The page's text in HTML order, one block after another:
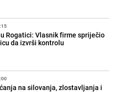
Rogatici: Vlasnik firme spriječio
da izvrši kontrolu
na silovanja, zlostavljanja i